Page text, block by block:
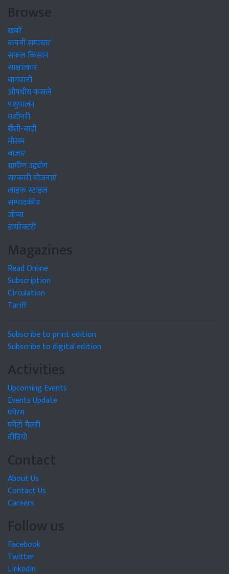
Browse
खबरें
कंपनी समाचार
सफल किसान
साक्षात्कार
बागवानी
औषधीय फसलें
पशुपालन
मशीनरी
खेती-बाड़ी
मौसम
बाजार
ग्रामीण उद्द्योग
सरकारी योजनाएं
लाइफ स्टाइल
सम्पादकीय
जॉब्स
डायरेक्टरी
Magazines
Read Online
Subscription
Circulation
Tariff
Subscribe to print edition
Subscribe to digital edition
Activities
Upcoming Events
Events Update
फोरम
फोटो गैलरी
वीडियो
Contact
About Us
Contact Us
Careers
Follow us
Facebook
Twitter
LinkedIn